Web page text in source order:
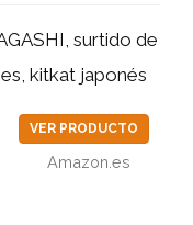
surtido de
kitkat japonés
VER PRODUCTO
Amazon.es